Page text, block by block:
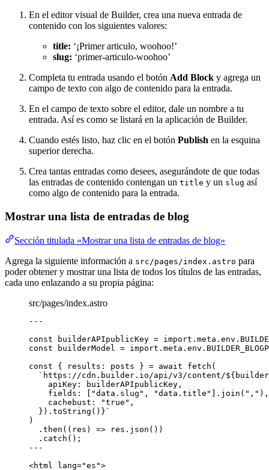
En el editor visual de Builder, crea una nueva entrada de
contenido con los siguientes valores:
title: ‘¡Primer articulo, woohoo!’
slug: ‘primer-articulo-woohoo’
Completa tu entrada usando el botón Add Block y agrega un
campo de texto con algo de contenido para la entrada.
En el campo de texto sobre el editor, dale un nombre a tu
entrada. Así es como se listará en la aplicación de Builder.
Cuando estés listo, haz clic en el botón Publish en la esquina
superior derecha.
Crea tantas entradas como desees, asegurándote de que todas
las entradas de contenido contengan un title y un slug así
como algo de contenido para la entrada.
Mostrar una lista de entradas de blog
Sección titulada «Mostrar una lista de entradas de blog»
Agrega la siguiente información a src/pages/index.astro para
poder obtener y mostrar una lista de todos los títulos de las entradas,
cada uno enlazando a su propia página:
src/pages/index.astro
---
const
builderAPIpublicKey = import. meta . env .
const
builderModel = import. meta . env .
const {
results : posts } = await fetch (
` https://cdn.builder.io/api/v3/content/${
apiKey:
builderAPIpublicKey ,
fields:
"data.slug " , "data.title " . join ( " , " ) ,
cachebust:
"true " ,
} ) . toString () } `
)
. then ( ( res ) => res . json ())
. catch ();
---
<html lang="es ">